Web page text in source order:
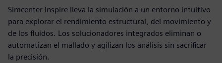
Simcenter Inspire lleva la simulación a un entorno intuitivo
para explorar el rendimiento estructural, del movimiento y
de los fluidos. Los solucionadores integrados eliminan o
automatizan el mallado y agilizan los análisis sin sacrificar
la precisión.